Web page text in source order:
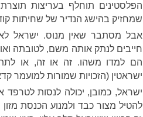
הפלסטינים תוחלף בעריצות
שמחזיק בהישג הנדיר של שחיתות
אבל מסתבר שאין מנוס. ישראל
חייבים לנתק אותה משם, לטובתה
הם למדו משהו. זה או זה, או
ישראטין (הזכויות שמורות למועמר
ישראל, כמובן, יכולה לנסות
להטיל מצור כבד ולמנוע הכנסת